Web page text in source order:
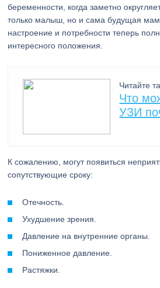
беременности, когда заметно
только малыш, но и сама будущая
настроение и потребности теперь
интересного положения.
Читайте
Что
УЗИ
К сожалению, могут появиться
сопутствующие сроку:
Отечность.
Ухудшение зрения.
Давление на внутренние органы.
Пониженное давление.
Растяжки.